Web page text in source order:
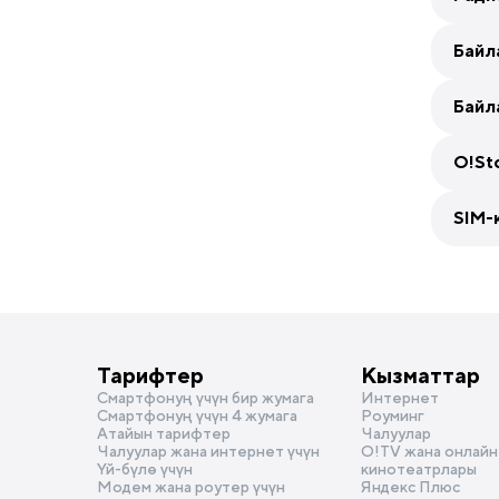
SIM-
Тарифтер
Смартфонуң үчүн бир жумага
Смартфонуң үчүн 4 жумага
Атайын тарифтер
Чалуулар жана интернет үчүн
Үй-бүлө үчүн
Модем жана роутер үчүн
Кызматтар
Интернет
Роуминг
Чалуулар
О!TV жана
кинотеатрлары
Яндекс Плюс